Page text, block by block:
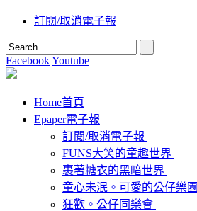
訂閱/取消電子報
FacebookYoutube
Home首頁
Epaper電子報
訂閱/取消電子報
FUNS大笑的童趣世界
裹著糖衣的黑暗世界
童心未泯。可愛的公仔樂園
狂歡。公仔同樂會